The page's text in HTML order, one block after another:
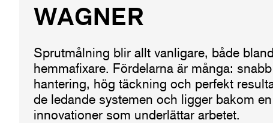
WAGNER
Sprutmålning blir allt vanligare, både
hemmafixare. Fördelarna är många:
hantering, hög täckning och perfekt
de ledande systemen och ligger bakom
innovationer som underlättar arbetet.